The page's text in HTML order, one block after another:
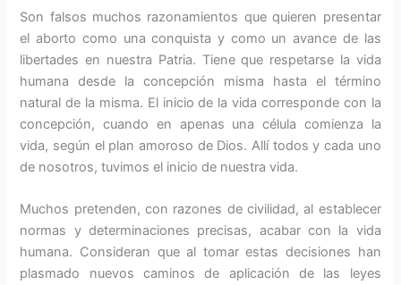
Son falsos muchos razonamientos que quieren presentar
el aborto como una conquista y como un avance de las
libertades en nuestra Patria. Tiene que respetarse la vida
humana desde la concepción misma hasta el término
natural de la misma. El inicio de la vida corresponde con la
concepción, cuando en apenas una célula comienza la
vida, según el plan amoroso de Dios. Allí todos y cada uno
de nosotros, tuvimos el inicio de nuestra vida.
Muchos pretenden, con razones de civilidad, al establecer
normas y determinaciones precisas, acabar con la vida
humana. Consideran que al tomar estas decisiones han
plasmado nuevos caminos de aplicación de las leyes